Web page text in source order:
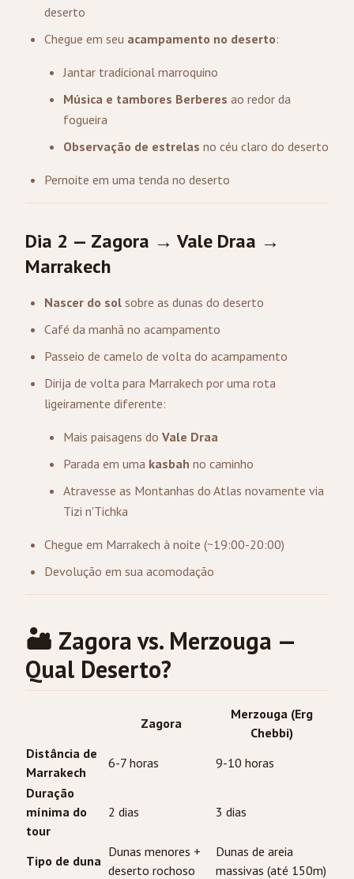
deserto
Chegue em seu acampamento no deserto:
Jantar tradicional marroquino
Música e tambores Berberes ao redor da
fogueira
Observação de estrelas no céu claro do deserto
Pernoite em uma tenda no deserto
Dia 2 — Zagora → Vale Draa →
Marrakech
Nascer do sol sobre as dunas do deserto
Café da manhã no acampamento
Passeio de camelo de volta do acampamento
Dirija de volta para Marrakech por uma rota
ligeiramente diferente:
Mais paisagens do Vale Draa
Parada em uma kasbah no caminho
Atravesse as Montanhas do Atlas novamente via
Tizi n'Tichka
Chegue em Marrakech à noite (~19:00-20:00)
Devolução em sua acomodação
🏜️ Zagora vs. Merzouga —
Qual Deserto?
Zagora
Merzouga (Erg
Chebbi)
Distância de
Marrakech
6-7 horas
9-10 horas
Duração
mínima do
tour
2 dias 3 dias
Tipo de duna
Dunas menores +
deserto rochoso
Dunas de areia
massivas (até 150m)